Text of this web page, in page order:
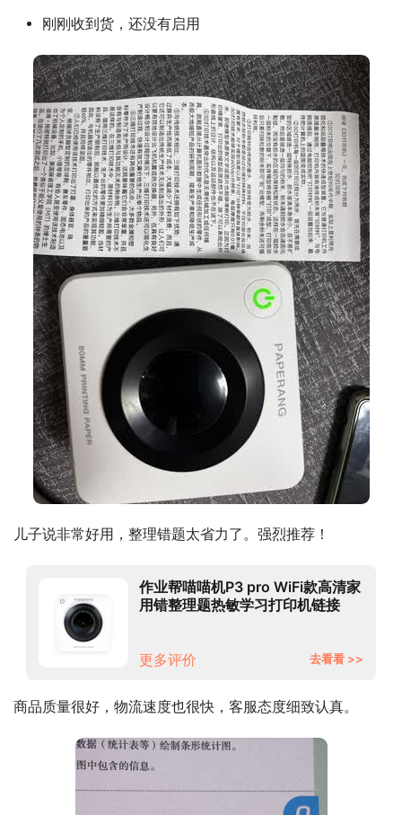
刚刚收到货，还没有启用
儿子说非常好用，整理错题太省力了。强烈推荐！
作业帮喵喵机P3 pro WiFi款高清家
用错整理题热敏学习打印机链接
更多评价 去看看 >>
商品质量很好，物流速度也很快，客服态度细致认真。